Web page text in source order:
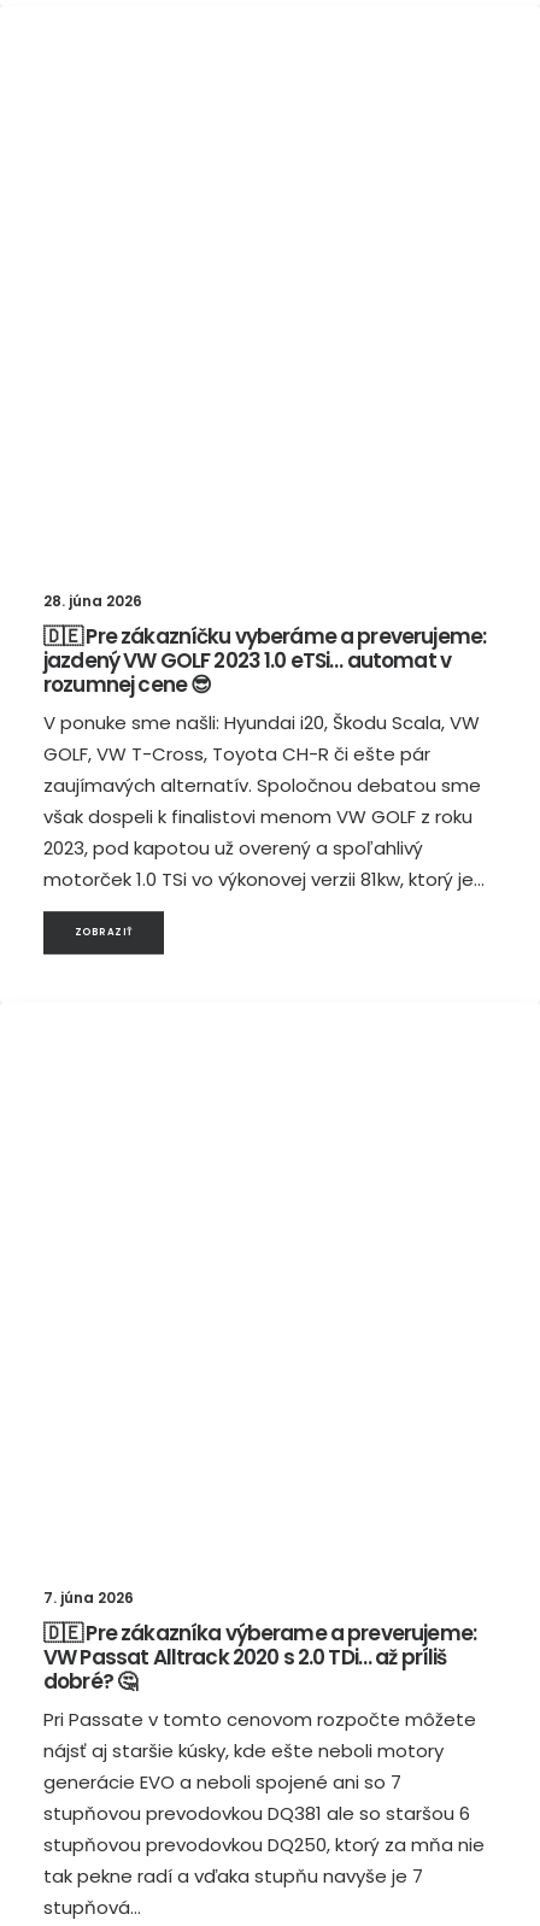
28. júna 2026
🇩🇪 Pre zákazníčku vyberáme a preverujeme:
jazdený VW GOLF 2023 1.0 eTSi… automat v
rozumnej cene 😎
V ponuke sme našli: Hyundai i20, Škodu Scala, VW
GOLF, VW T-Cross, Toyota CH-R či ešte pár
zaujímavých alternatív. Spoločnou debatou sme
však dospeli k finalistovi menom VW GOLF z roku
2023, pod kapotou už overený a spoľahlivý
motorček 1.0 TSi vo výkonovej verzii 81kw, ktorý je…
ZOBRAZIŤ
7. júna 2026
🇩🇪 Pre zákazníka výberame a preverujeme:
VW Passat Alltrack 2020 s 2.0 TDi… až príliš
dobré? 🤔
Pri Passate v tomto cenovom rozpočte môžete
nájsť aj staršie kúsky, kde ešte neboli motory
generácie EVO a neboli spojené ani so 7
stupňovou prevodovkou DQ381 ale so staršou 6
stupňovou prevodovkou DQ250, ktorý za mňa nie
tak pekne radí a vďaka stupňu navyše je 7
stupňová…